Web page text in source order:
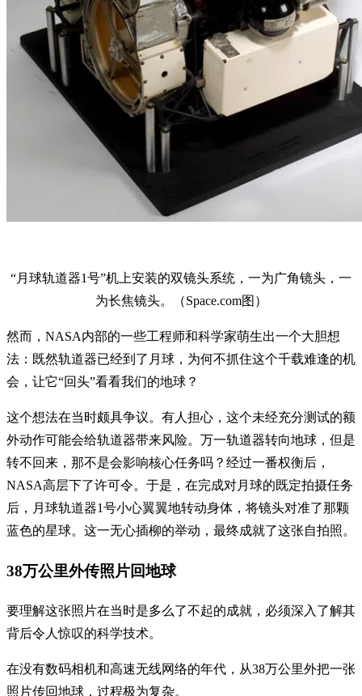
“月球轨道器1号”机上安装的双镜头系统，一为广角镜头，一
为长焦镜头。（Space.com图）
然而，NASA内部的一些工程师和科学家萌生出一个大胆想
法：既然轨道器已经到了月球，为何不抓住这个千载难逢的机
会，让它“回头”看看我们的地球？
这个想法在当时颇具争议。有人担心，这个未经充分测试的额
外动作可能会给轨道器带来风险。万一轨道器转向地球，但是
转不回来，那不是会影响核心任务吗？经过一番权衡后，
NASA高层下了许可令。于是，在完成对月球的既定拍摄任务
后，月球轨道器1号小心翼翼地转动身体，将镜头对准了那颗
蓝色的星球。这一无心插柳的举动，最终成就了这张自拍照。
38万公里外传照片回地球
要理解这张照片在当时是多么了不起的成就，必须深入了解其
背后令人惊叹的科学技术。
在没有数码相机和高速无线网络的年代，从38万公里外把一张
照片传回地球，过程极为复杂。